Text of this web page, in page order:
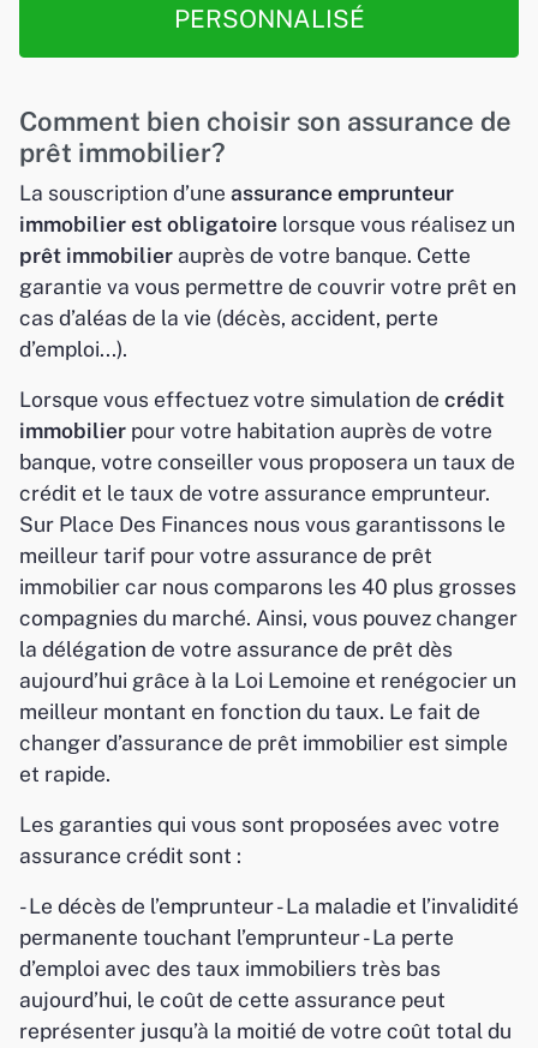
PERSONNALISÉ
Comment bien choisir son assurance de
prêt immobilier?
La souscription d’une assurance emprunteur
immobilier est obligatoire lorsque vous réalisez un
prêt immobilier auprès de votre banque. Cette
garantie va vous permettre de couvrir votre prêt en
cas d’aléas de la vie (décès, accident, perte
d’emploi...).
Lorsque vous effectuez votre simulation de crédit
immobilier pour votre habitation auprès de votre
banque, votre conseiller vous proposera un taux de
crédit et le taux de votre assurance emprunteur.
Sur Place Des Finances nous vous garantissons le
meilleur tarif pour votre assurance de prêt
immobilier car nous comparons les 40 plus grosses
compagnies du marché. Ainsi, vous pouvez changer
la délégation de votre assurance de prêt dès
aujourd’hui grâce à la Loi Lemoine et renégocier un
meilleur montant en fonction du taux. Le fait de
changer d’assurance de prêt immobilier est simple
et rapide.
Les garanties qui vous sont proposées avec votre
assurance crédit sont :
- Le décès de l’emprunteur - La maladie et l’invalidité
permanente touchant l’emprunteur - La perte
d’emploi avec des taux immobiliers très bas
aujourd’hui, le coût de cette assurance peut
représenter jusqu’à la moitié de votre coût total du